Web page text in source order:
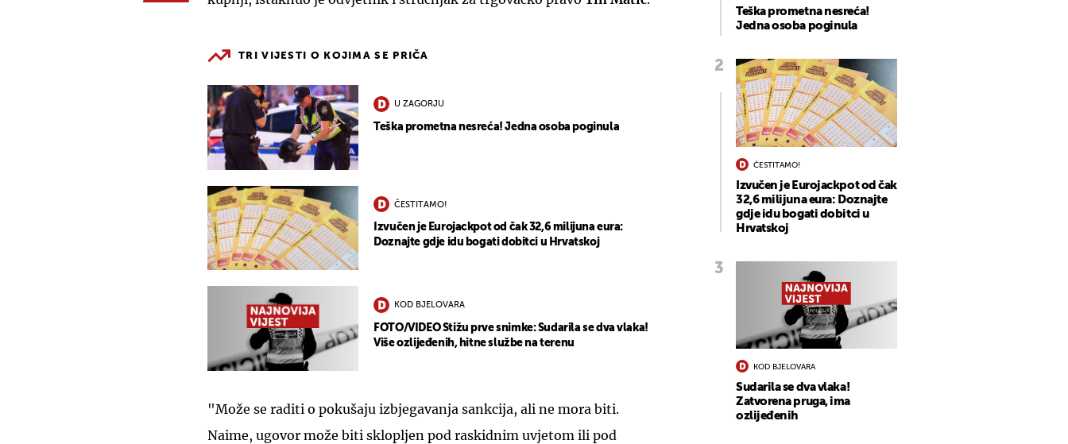
TRI VIJESTI O KOJIMA SE PRIČA
U ZAGORJU
Teška prometna nesreća! Jedna osoba poginula
ČESTITAMO!
Izvučen je Eurojackpot od čak 32,6 milijuna eura:
Doznajte gdje idu bogati dobitci u Hrvatskoj
KOD BJELOVARA
FOTO/VIDEO Stižu prve snimke: Sudarila se dva vlaka!
Više ozlijeđenih, hitne službe na terenu
"Može se raditi o pokušaju izbjegavanja sankcija, ali ne mora biti.
Naime, ugovor može biti sklopljen pod raskidnim uvjetom ili pod
Teška prometna nesreća!
Jedna osoba poginula
ČESTITAMO!
Izvučen je Eurojackpot od čak
32,6 milijuna eura: Doznajte
gdje idu bogati dobitci u
Hrvatskoj
KOD BJELOVARA
Sudarila se dva vlaka!
Zatvorena pruga, ima
ozlijeđenih